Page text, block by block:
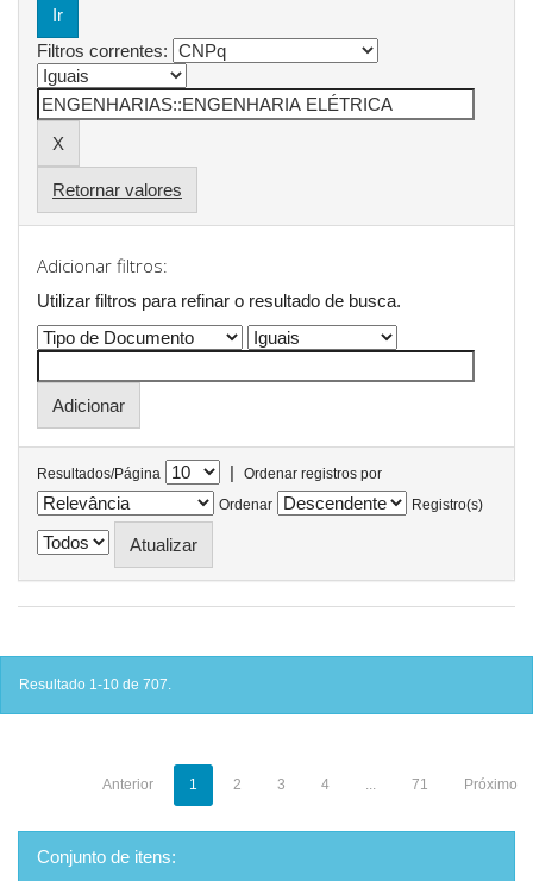
Filtros correntes:
Retornar valores
Adicionar filtros:
Utilizar filtros para refinar o resultado de busca.
Resultados/Página |
Ordenar registros por
Ordenar
Registro(s)
Resultado 1-10 de 707.
Anterior 1 2 3 4 ... 71 Próximo
Conjunto de itens: